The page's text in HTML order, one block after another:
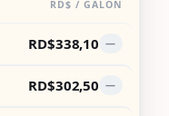
RD$ / GALÓN
RD$338,10 —
RD$302,50 —